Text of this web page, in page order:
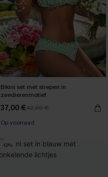
Bikini set met strepen in
zeedierenmotief
37,00 €42,00 €
【AG18】2 met 10% korting
Op voorraad
-12%